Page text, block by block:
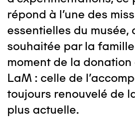
répond à l'une des
essentielles du musée,
souhaitée par la
moment de la
LaM : celle de
toujours renouvelé de
plus actuelle.